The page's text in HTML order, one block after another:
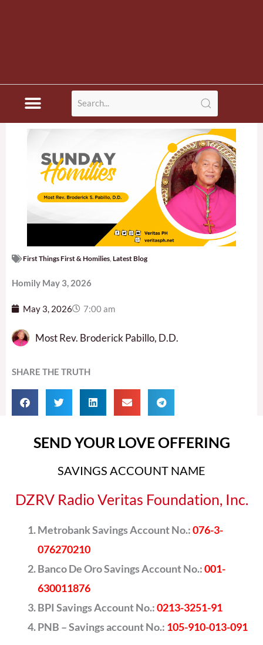
First Things First & Homilies Latest Blog
Homily May 3, 2026
May 3, 2026 7:00 am
Most Rev. Broderick Pabillo, D.D.
SHARE THE TRUTH
SEND YOUR LOVE OFFERING
SAVINGS ACCOUNT NAME
DZRV Radio Veritas Foundation, Inc.
Metrobank Savings Account No.:076-3-
076270210
Banco De Oro Savings Account No.:001-
630011876
BPI Savings Account No.:0213-3251-91
PNB – Savings account No.: 105-910-013-091